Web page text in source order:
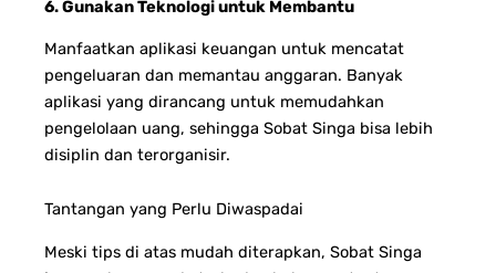
6. Gunakan Teknologi untuk Membantu
Manfaatkan aplikasi keuangan untuk mencatat
pengeluaran dan memantau anggaran. Banyak
aplikasi yang dirancang untuk memudahkan
pengelolaan uang, sehingga Sobat Singa bisa lebih
disiplin dan terorganisir.
Tantangan yang Perlu Diwaspadai
Meski tips di atas mudah diterapkan, Sobat Singa